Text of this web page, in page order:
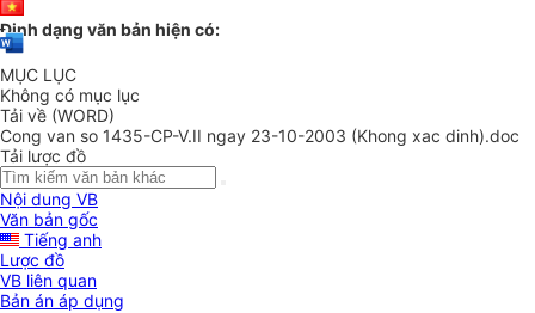
Định dạng văn bản hiện có:
MỤC LỤC
Không có mục lục
Tải về (WORD)
Cong van so 1435-CP-V.II ngay 23-10-2003 (Khong xac dinh).doc
Tải lược đồ
Nội dung VB
Văn bản gốc
Tiếng anh
Lược đồ
VB liên quan
Bản án áp dụng